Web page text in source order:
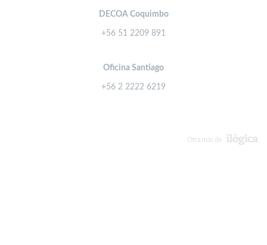
DECOA Coquimbo
+56 51 2209 891
Oficina Santiago
+56 2 2222 6219